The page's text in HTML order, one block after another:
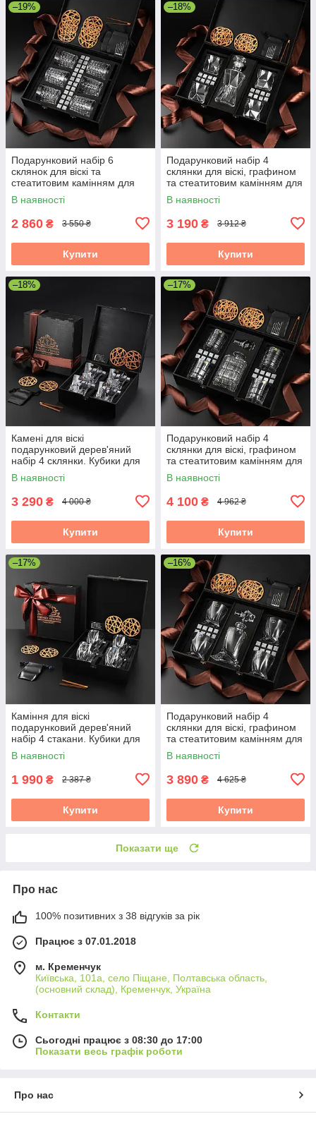
–19%
Подарунковий набір 6
склянок для віскі та
стеатитовим камінням для
охолодження віскі. 6 шт.
склянок Bohemia Diamond
В наявності
2 860 ₴ 3 550 ₴
Купити
–18%
Подарунковий набір 4
склянки для віскі, графином
та стеатитовим камінням для
охолодження віскі. 4 шт.
склянок Bormioli Rocco
В наявності
3 190 ₴ 3 912 ₴
Купити
–18%
Камені для віскі
подарунковий дерев'яний
набір 4 склянки. Кубики для
охолодження віскі 4 шт
склянки Bohemia Crack 310
В наявності
3 290 ₴ 4 000 ₴
Купити
–17%
Подарунковий набір 4
склянки для віскі, графином
та стеатитовим камінням для
охолодження віскі. 4 шт.
склянок Bohemia Timesquare
В наявності
4 100 ₴ 4 962 ₴
Купити
–17%
Каміння для віскі
подарунковий дерев'яний
набір 4 стакани. Кубики для
охолодження віскі 4 склянки
Bohemia Quadro
В наявності
1 990 ₴ 2 387 ₴
Купити
–16%
Подарунковий набір 4
склянки для віскі, графином
та стеатитовим камінням для
охолодження віскі. 4 шт.
склянок Bohemia Quadro 340
В наявності
3 890 ₴ 4 625 ₴
Купити
Показати ще
Про нас
100% позитивних з 38 відгуків за рік
Працює з 07.01.2018
м. Кременчук
Київська, 101а, село Піщане, Полтавська область,
(основний склад), Кременчук, Україна
Контакти
Сьогодні працює з 08:30 до 17:00
Показати весь графік роботи
Про нас